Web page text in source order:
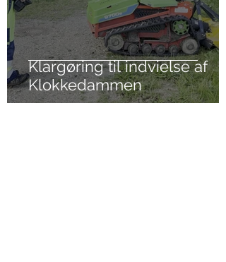
Klargøring til indvielse af
Klokkedammen